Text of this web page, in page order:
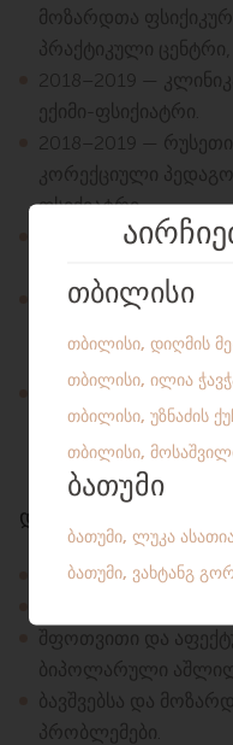
მოზარდთა
პრაქტიკული ცენტრი,
2018–2019 —
ექიმი-ფსიქიატრი.
2018–2019 —
კორექციული
ფსიქიატრი.
2018–2021 —
2019 — დღემდე —
Здоровье Плюс“,
ფსიქოთერაპევტი.
2024 — დღემდე —
ასევე ატარებს
ჩაწერით).
დიაგნოსტიკა და
შიზოფრენია.
შფოთვითი და
ბიპოლარული
ბავშვებსა და
პრობლემები.